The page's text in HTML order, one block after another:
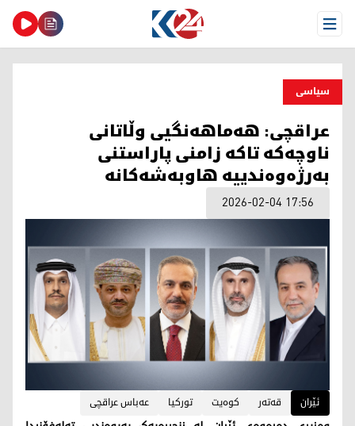
Open Menu
سیاسی
عراقچی: هەماهەنگیی وڵاتانی
ناوچەکە تاکە زامنی پاراستنی
بەرژەوەندییە هاوبەشەکانە
2026-02-04 17:56
ئێران قەتەر کوەیت تورکیا عەباس عراقچی